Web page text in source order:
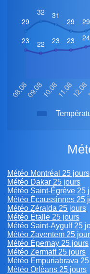
Météo Montréal 25 jours
Météo Dakar 25 jours
Météo Saint-Égrève 25
Météo Écaussinnes 25
Météo Zéralda 25 jours
Météo Étalle 25 jours
Météo Saint-Aygulf 25
Météo Zaventem 25
Météo Épernay 25 jours
Météo Zermatt 25 jours
Météo Empuriabrava
Météo Orléans 25 jours